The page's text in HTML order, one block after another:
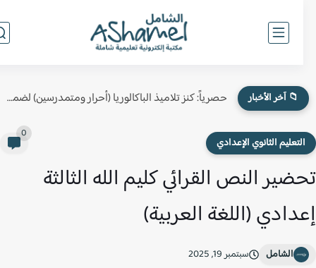
📁 آخر الأخبار حصرياً: كنز تلاميذ الباكالوريا (أحرار ومتمدرسين) لضمان النقطة الكاملة في...
الثانوي الإعدادي
النص القرائي كليم الله الثالثة
(اللغة العربية)
الشامل سبتمبر 19, 2025